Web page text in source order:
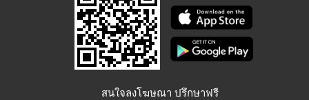
สนใจลงโฆษณา ปรึกษาฟรี